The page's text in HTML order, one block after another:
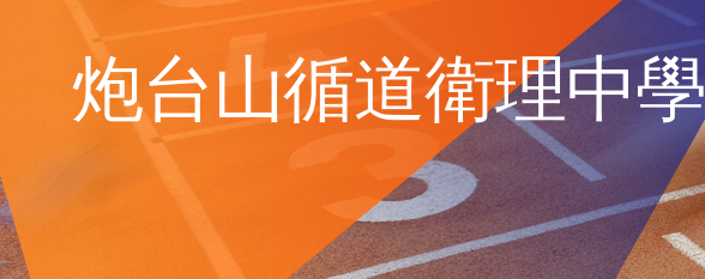
炮台山循道衛理中學